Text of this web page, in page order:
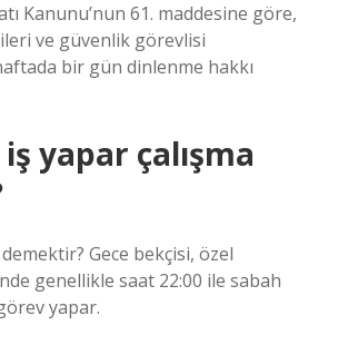
Kanunu’nun 61. maddesine göre,
ve güvenlik görevlisi
bir gün dinlenme hakkı
yapar çalışma
Gece bekçisi, özel
genellikle saat 22:00 ile sabah
yapar.